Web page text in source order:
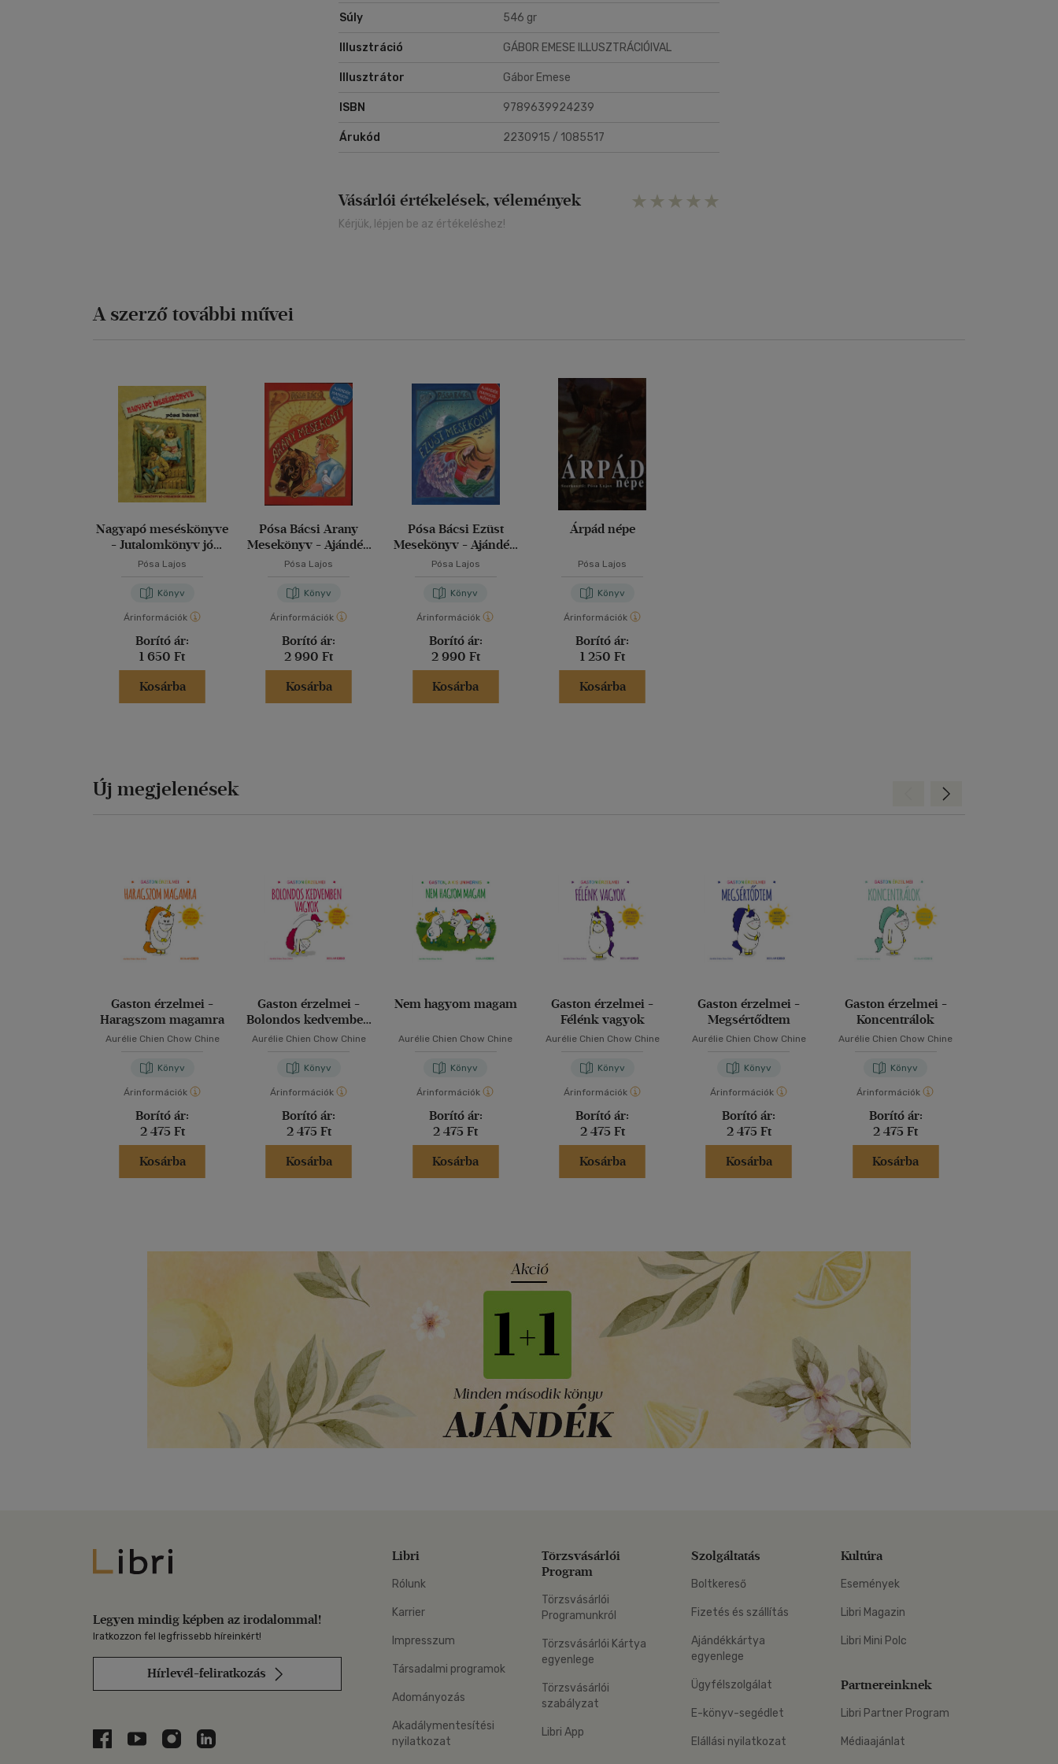
Súly 546 gr
Illusztráció GÁBOR EMESE ILLUSZTRÁCIÓIVAL
Illusztrátor Gábor Emese
ISBN 9789639924239
Árukód 2230915 / 1085517
Vásárlói értékelések, vélemények
Kérjük, lépjen be az értékeléshez!
A szerző további művei
Nagyapó meséskönyve
- Jutalomkönyv jó
gyermekek számára
Pósa Lajos
Könyv
Árinformációk
Borító ár:
1 650 Ft
Kosárba
Pósa Bácsi Arany
Mesekönyv - Ajándék
hangoskönyvvel
Pósa Lajos
Könyv
Árinformációk
Borító ár:
2 990 Ft
Kosárba
Pósa Bácsi Ezüst
Mesekönyv - Ajándék
hangoskönyvvel
Pósa Lajos
Könyv
Árinformációk
Borító ár:
2 990 Ft
Kosárba
Árpád népe
Pósa Lajos
Könyv
Árinformációk
Borító ár:
1 250 Ft
Kosárba
Új megjelenések
Gaston érzelmei -
Haragszom magamra
Aurélie Chien Chow Chine
Könyv
Árinformációk
Borító ár:
2 475 Ft
Kosárba
Gaston érzelmei -
Bolondos kedvemben
vagyok
Aurélie Chien Chow Chine
Könyv
Árinformációk
Borító ár:
2 475 Ft
Kosárba
Nem hagyom magam
Aurélie Chien Chow Chine
Könyv
Árinformációk
Borító ár:
2 475 Ft
Kosárba
Gaston érzelmei -
Félénk vagyok
Aurélie Chien Chow Chine
Könyv
Árinformációk
Borító ár:
2 475 Ft
Kosárba
Gaston érzelmei -
Megsértődtem
Aurélie Chien Chow Chine
Könyv
Árinformációk
Borító ár:
2 475 Ft
Kosárba
Gaston érzelmei -
Koncentrálok
Aurélie Chien Chow Chine
Könyv
Árinformációk
Borító ár:
2 475 Ft
Kosárba
Előre
Libri
Legyen mindig képben az irodalommal!
Iratkozzon fel legfrissebb híreinkért!
Hírlevél-feliratkozás
Libri a Facebookon
Libri a Youtube-on
Libri az Instagramon
Libri a LinkedInen
Libri
Rólunk
Karrier
Impresszum
Társadalmi programok
Adományozás
Akadálymentesítési
nyilatkozat
Törzsvásárlói
Program
Törzsvásárlói
Programunkról
Törzsvásárlói Kártya
egyenlege
Törzsvásárlói
szabályzat
Libri App
Szolgáltatás
Boltkereső
Fizetés és szállítás
Ajándékkártya
egyenlege
Ügyfélszolgálat
E-könyv-segédlet
Elállási nyilatkozat
Kultúra
Események
Libri Magazin
Libri Mini Polc
Partnereinknek
Libri Partner Program
Médiaajánlat